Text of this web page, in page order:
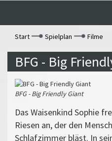
Start
Spielplan Filme
BFG - Big
BFG - Big Friendly Giant
Das Waisenkind Sophie
Riesen an, der den
Schlafzimmer bläst. In